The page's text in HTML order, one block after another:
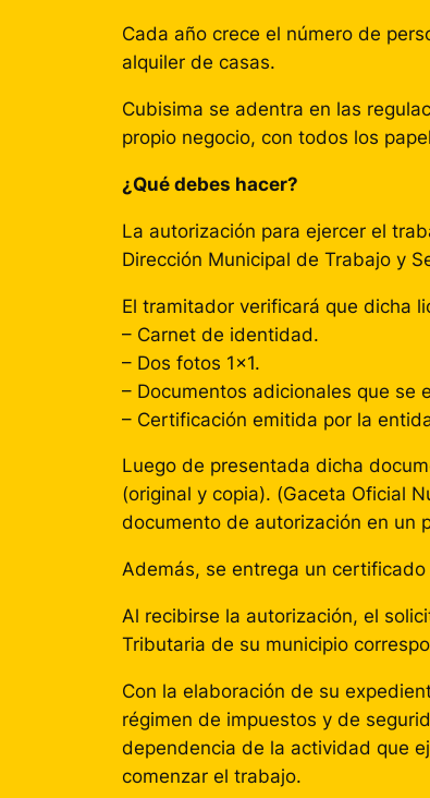
Cada año crece el número de
alquiler de casas.
Cubisima se adentra en las
propio negocio, con todos los
¿Qué debes hacer?
La autorización para ejercer el
Dirección Municipal de Trabajo y
El tramitador verificará que dicha
– Carnet de identidad.
– Dos fotos 1×1.
– Documentos adicionales que se
– Certificación emitida por la
Luego de presentada dicha
(original y copia). (Gaceta Oficial
documento de autorización en un
Además, se entrega un
Al recibirse la autorización, el
Tributaria de su municipio
Con la elaboración de su
régimen de impuestos y de
dependencia de la actividad que
comenzar el trabajo.